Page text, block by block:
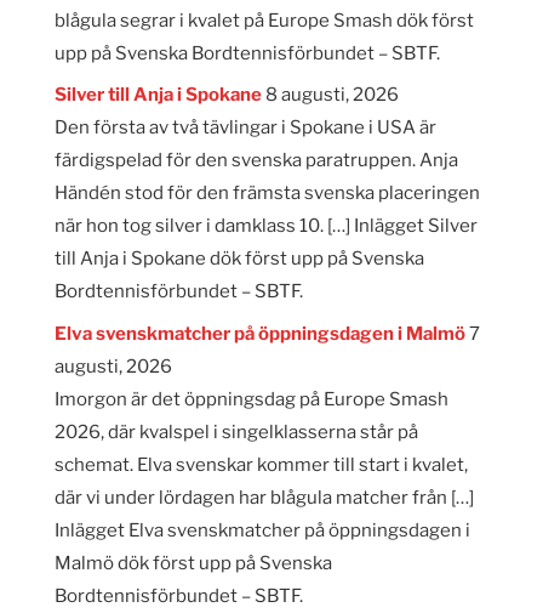
blågula segrar i kvalet på Europe Smash dök först
upp på Svenska Bordtennisförbundet – SBTF.
Silver till Anja i Spokane 8 augusti, 2026
Den första av två tävlingar i Spokane i USA är
färdigspelad för den svenska paratruppen. Anja
Händén stod för den främsta svenska placeringen
när hon tog silver i damklass 10. […] Inlägget Silver
till Anja i Spokane dök först upp på Svenska
Bordtennisförbundet – SBTF.
Elva svenskmatcher på öppningsdagen i Malmö7
augusti, 2026
Imorgon är det öppningsdag på Europe Smash
2026, där kvalspel i singelklasserna står på
schemat. Elva svenskar kommer till start i kvalet,
där vi under lördagen har blågula matcher från […]
Inlägget Elva svenskmatcher på öppningsdagen i
Malmö dök först upp på Svenska
Bordtennisförbundet – SBTF.